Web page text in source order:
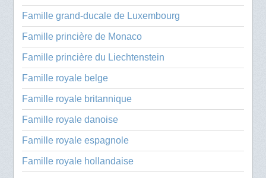
Famille grand-ducale de Luxembourg
Famille princière de Monaco
Famille princière du Liechtenstein
Famille royale belge
Famille royale britannique
Famille royale danoise
Famille royale espagnole
Famille royale hollandaise